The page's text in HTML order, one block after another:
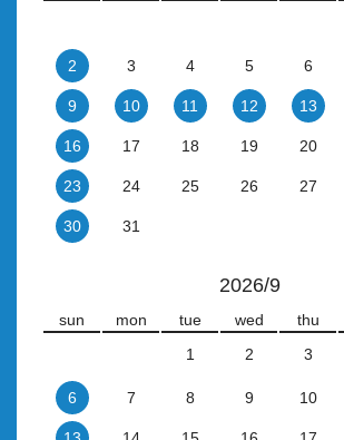
2 3 4 5 6
9 10 11 12 13
16 17 18 19 20
23 24 25 26 27
30 31
2026/9
sun mon tue wed thu
1
2 3
6 7 8 9 10